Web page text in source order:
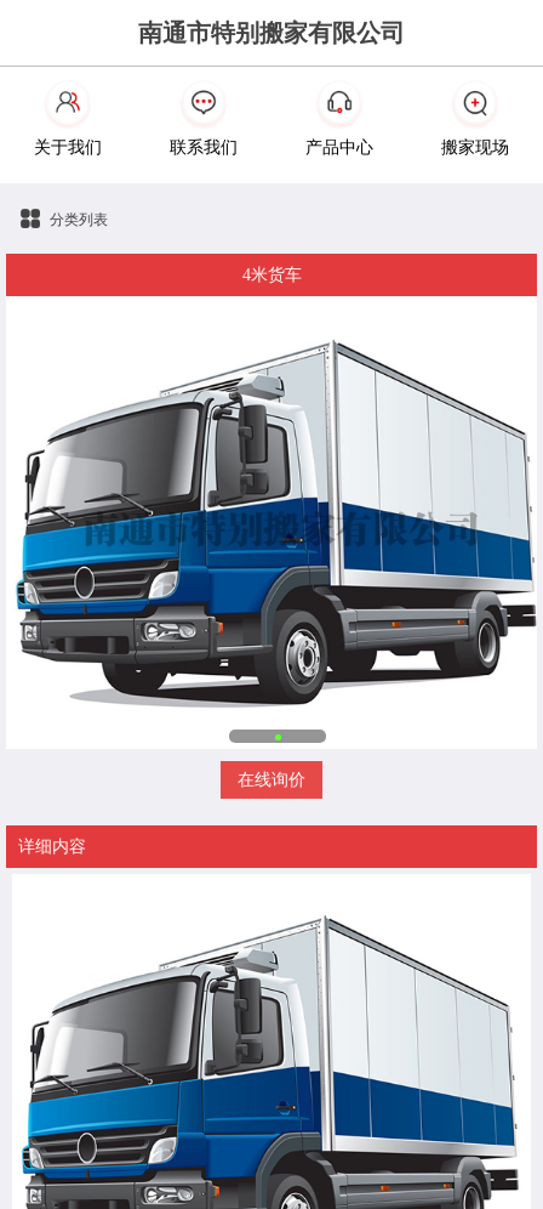
南通市特别搬家有限公司
关于我们 联系我们 产品中心 搬家现场
分类列表
4米货车
在线询价
详细内容